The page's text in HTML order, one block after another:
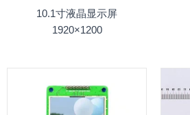
10.1寸液晶显示屏
1920×1200